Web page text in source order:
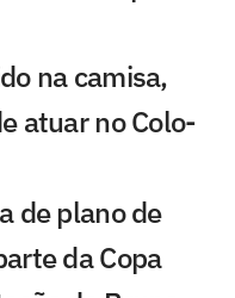
na camisa,
atuar no Colo-
de plano de
da Copa